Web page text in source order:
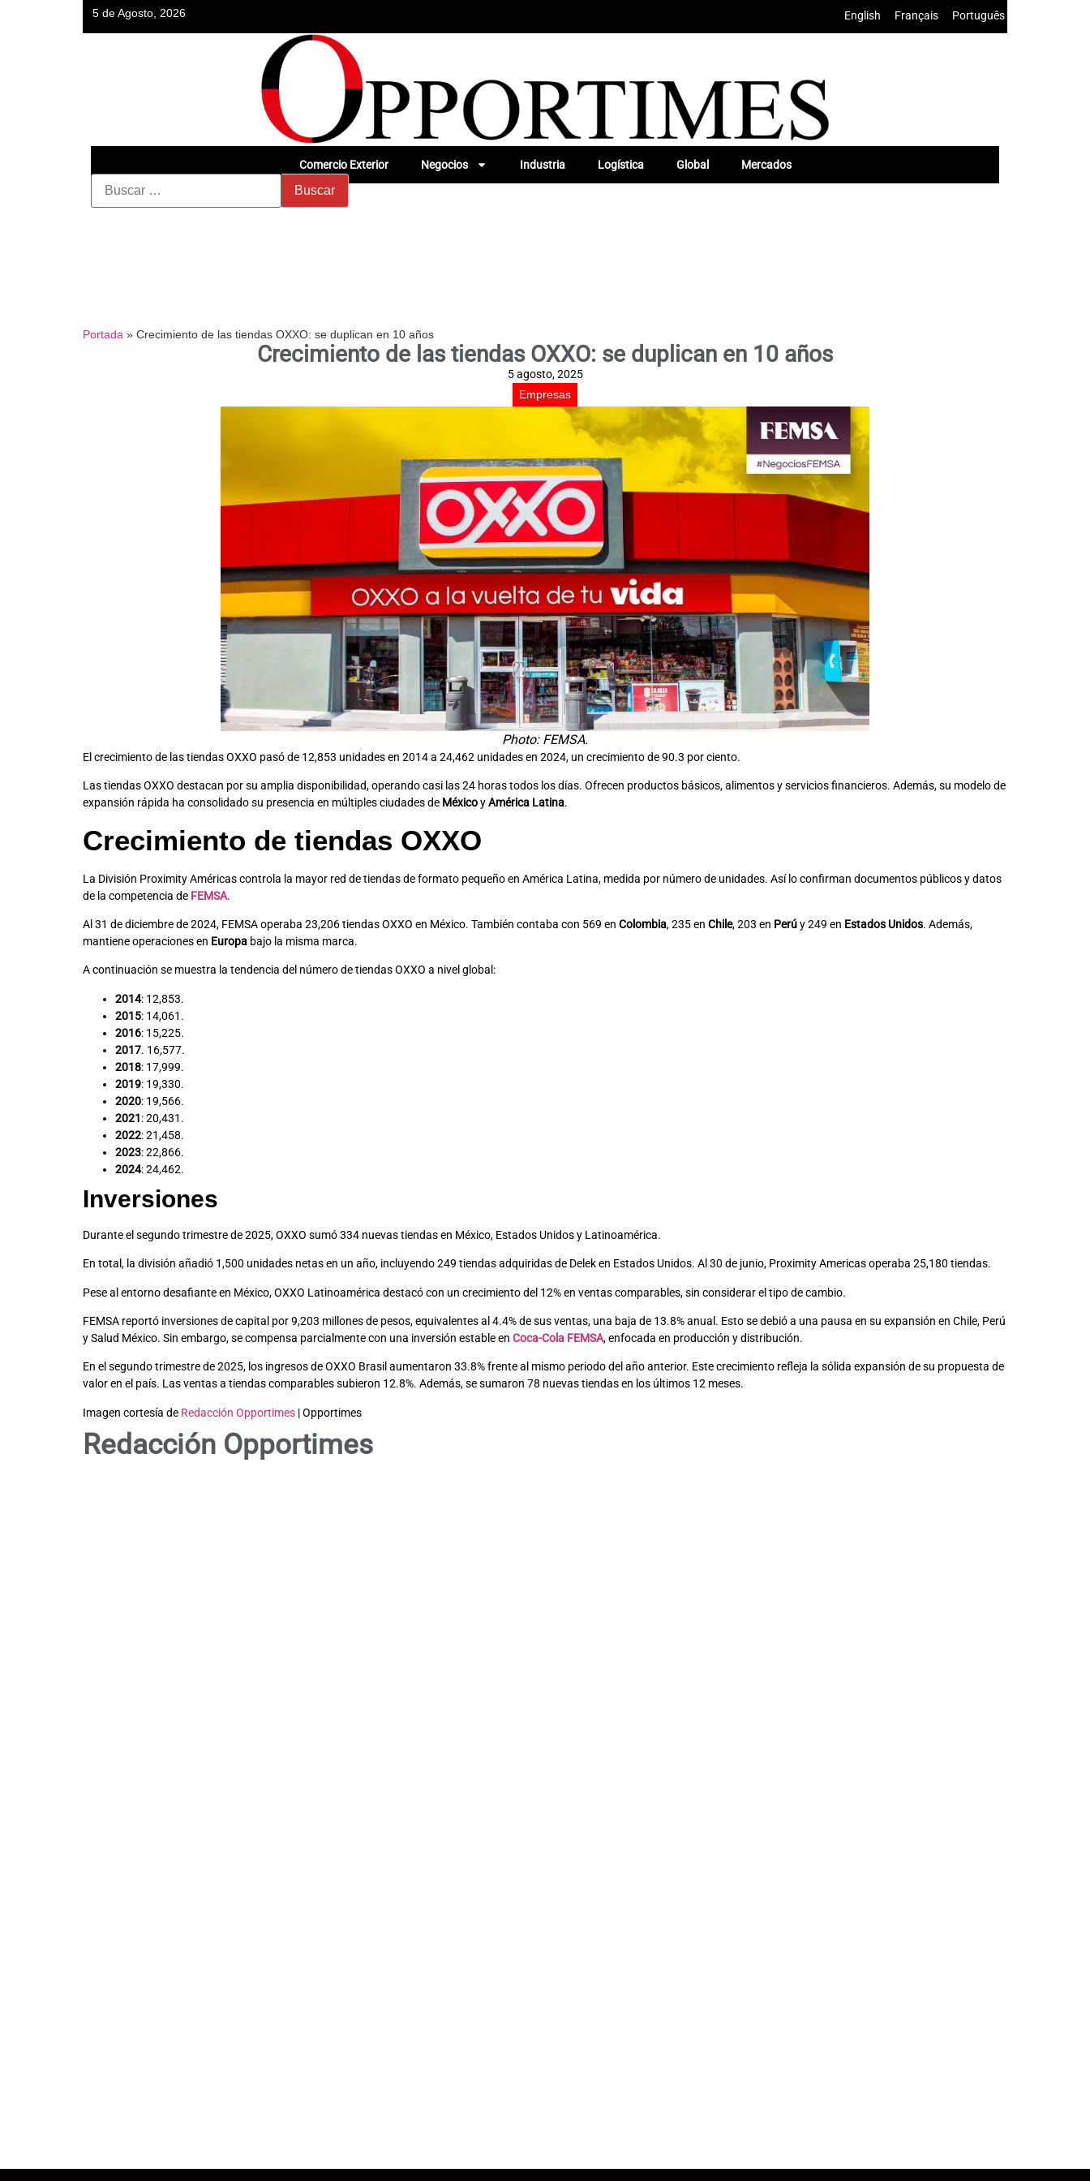
5 de Agosto, 2026 English Français Português
Comercio Exterior Negocios Industria Logística Global Mercados
Portada » Crecimiento de las tiendas OXXO: se duplican en 10 años
Crecimiento de las tiendas OXXO: se duplican en 10 años
5 agosto, 2025
Empresas
Photo: FEMSA.
El crecimiento de las tiendas OXXO pasó de 12,853 unidades en 2014 a 24,462 unidades en 2024, un crecimiento de 90.3 por ciento.
Las tiendas OXXO destacan por su amplia disponibilidad, operando casi las 24 horas todos los días. Ofrecen productos básicos, alimentos y servicios financieros. Además, su modelo de
expansión rápida ha consolidado su presencia en múltiples ciudades de MéxicoyAmérica Latina.
Crecimiento de tiendas OXXO
La División Proximity Américas controla la mayor red de tiendas de formato pequeño en América Latina, medida por número de unidades. Así lo confirman documentos públicos y datos
de la competencia de FEMSA.
Al 31 de diciembre de 2024, FEMSA operaba 23,206 tiendas OXXO en México. También contaba con 569 en Colombia, 235 en Chile, 203 en Perúy 249 en Estados Unidos. Además,
mantiene operaciones en Europa bajo la misma marca.
A continuación se muestra la tendencia del número de tiendas OXXO a nivel global:
2014: 12,853.
2015: 14,061.
2016: 15,225.
2017. 16,577.
2018: 17,999.
2019: 19,330.
2020: 19,566.
2021: 20,431.
2022: 21,458.
2023: 22,866.
2024: 24,462.
Inversiones
Durante el segundo trimestre de 2025, OXXO sumó 334 nuevas tiendas en México, Estados Unidos y Latinoamérica.
En total, la división añadió 1,500 unidades netas en un año, incluyendo 249 tiendas adquiridas de Delek en Estados Unidos. Al 30 de junio, Proximity Americas operaba 25,180 tiendas.
Pese al entorno desafiante en México, OXXO Latinoamérica destacó con un crecimiento del 12% en ventas comparables, sin considerar el tipo de cambio.
FEMSA reportó inversiones de capital por 9,203 millones de pesos, equivalentes al 4.4% de sus ventas, una baja de 13.8% anual. Esto se debió a una pausa en su expansión en Chile, Perú
y Salud México. Sin embargo, se compensa parcialmente con una inversión estable en Coca-Cola FEMSA, enfocada en producción y distribución.
En el segundo trimestre de 2025, los ingresos de OXXO Brasil aumentaron 33.8% frente al mismo periodo del año anterior. Este crecimiento refleja la sólida expansión de su propuesta de
valor en el país. Las ventas a tiendas comparables subieron 12.8%. Además, se sumaron 78 nuevas tiendas en los últimos 12 meses.
Imagen cortesía de Redacción Opportimes | Opportimes
Redacción Opportimes